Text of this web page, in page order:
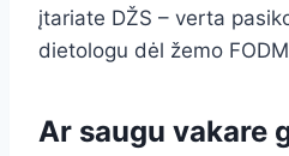
įtariate DŽS – verta
dietologu dėl žemo
Ar saugu vakare